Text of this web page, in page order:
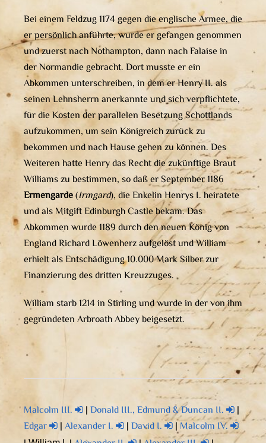
Bei einem Feldzug 1174 gegen die englische Armee, die
er persönlich anführte, wurde er gefangen genommen
und zuerst nach Nothampton, dann nach Falaise in
der Normandie gebracht. Dort musste er ein
Abkommen unterschreiben, in dem er Henry II. als
seinen Lehnsherrn anerkannte und sich verpflichtete,
für die Kosten der parallelen Besetzung Schottlands
aufzukommen, um sein Königreich zurück zu
bekommen und nach Hause gehen zu können. Des
Weiteren hatte Henry das Recht die zukünftige Braut
Williams zu bestimmen, so daß er September 1186
Ermengarde(Irmgard), die Enkelin Henrys I. heiratete
und als Mitgift Edinburgh Castle bekam. Das
Abkommen wurde 1189 durch den neuen König von
England Richard Löwenherz aufgelöst und William
erhielt als Entschädigung 10.000 Mark Silber zur
Finanzierung des dritten Kreuzzuges.
William starb 1214 in Stirling und wurde in der von ihm
gegründeten Arbroath Abbey beigesetzt.
Malcolm III. | Donald III., Edmund & Duncan II.
|
Edgar
| Alexander I. | David I. | Malcolm IV.